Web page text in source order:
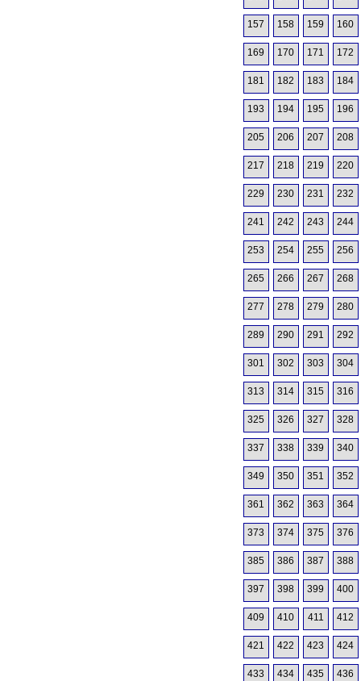
157 158 159 160
169 170 171 172
181 182 183 184
193 194 195 196
205 206 207 208
217 218 219 220
229 230 231 232
241 242 243 244
253 254 255 256
265 266 267 268
277 278 279 280
289 290 291 292
301 302 303 304
313 314 315 316
325 326 327 328
337 338 339 340
349 350 351 352
361 362 363 364
373 374 375 376
385 386 387 388
397 398 399 400
409 410 411 412
421 422 423 424
433 434 435 436